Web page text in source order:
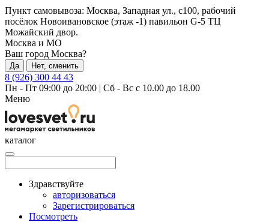
Пункт самовывоза: Москва, Западная ул., с100, рабочий
посёлок Новоивановское (этаж -1) павильон G-5 ТЦ
Можайский двор.
Москва и МО
Ваш город Москва?
Да Нет, сменить
8 (926) 300 44 43
Пн - Пт 09:00 до 20:00 | Сб - Вс с 10.00 до 18.00
Меню
каталог
Здравствуйте
авторизоваться
Зарегистрироваться
Посмотреть